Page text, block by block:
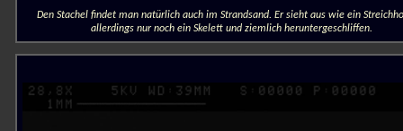
Den Stachel findet man natürlich auch im Strandsand. Er sieht aus wie ein
allerdings nur noch ein Skelett und ziemlich heruntergeschliffen.